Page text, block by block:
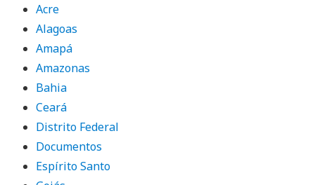
Acre
Alagoas
Amapá
Amazonas
Bahia
Ceará
Distrito Federal
Documentos
Espírito Santo